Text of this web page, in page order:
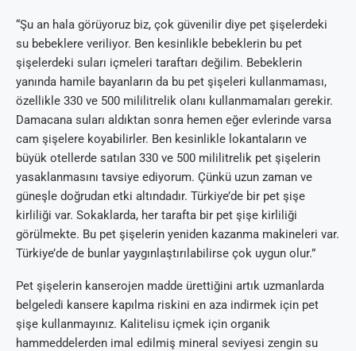
“Şu an hala görüyoruz biz, çok güvenilir diye pet şişelerdeki
su bebeklere veriliyor. Ben kesinlikle bebeklerin bu pet
şişelerdeki suları içmeleri taraftarı değilim. Bebeklerin
yanında hamile bayanların da bu pet şişeleri kullanmaması,
özellikle 330 ve 500 mililitrelik olanı kullanmamaları gerekir.
Damacana suları aldıktan sonra hemen eğer evlerinde varsa
cam şişelere koyabilirler. Ben kesinlikle lokantaların ve
büyük otellerde satılan 330 ve 500 mililitrelik pet şişelerin
yasaklanmasını tavsiye ediyorum. Çünkü uzun zaman ve
güneşle doğrudan etki altındadır. Türkiye’de bir pet şişe
kirliliği var. Sokaklarda, her tarafta bir pet şişe kirliliği
görülmekte. Bu pet şişelerin yeniden kazanma makineleri var.
Türkiye’de de bunlar yaygınlaştırılabilirse çok uygun olur.”
Pet şişelerin kanserojen madde ürettiğini artık uzmanlarda
belgeledi kansere kapılma riskini en aza indirmek için pet
şişe kullanmayınız. Kalitelisu içmek için organik
hammeddelerden imal edilmiş mineral seviyesi zengin su